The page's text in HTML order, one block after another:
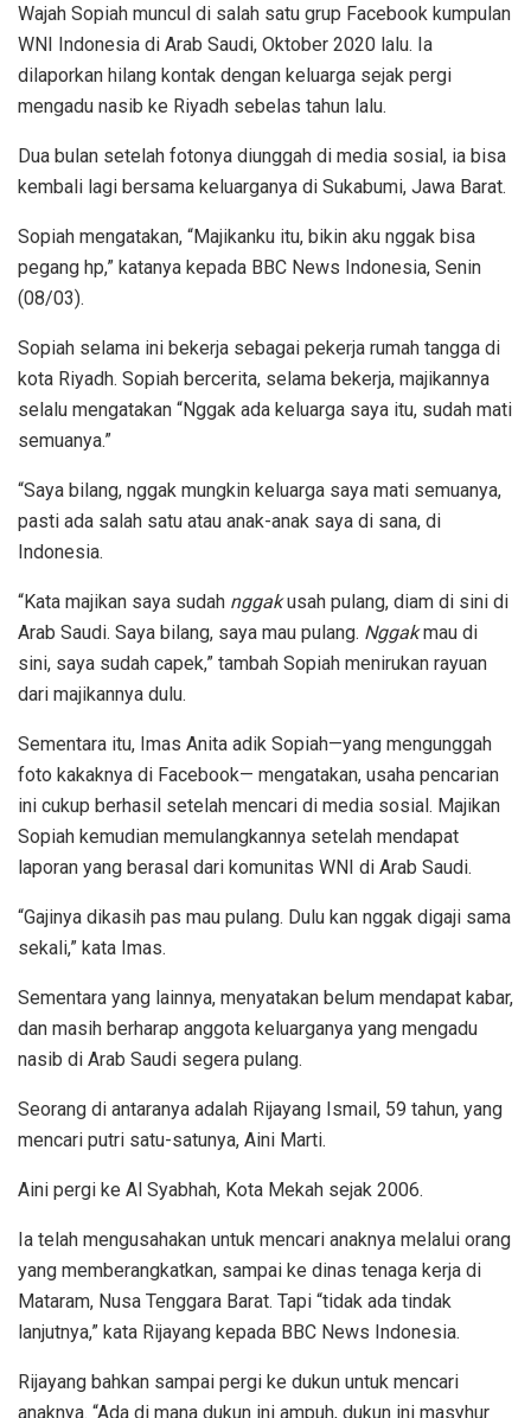
Wajah Sopiah muncul di salah satu grup Facebook kumpulan
WNI Indonesia di Arab Saudi, Oktober 2020 lalu. Ia
dilaporkan hilang kontak dengan keluarga sejak pergi
mengadu nasib ke Riyadh sebelas tahun lalu.
Dua bulan setelah fotonya diunggah di media sosial, ia bisa
kembali lagi bersama keluarganya di Sukabumi, Jawa Barat.
Sopiah mengatakan, “Majikanku itu, bikin aku nggak bisa
pegang hp,” katanya kepada BBC News Indonesia, Senin
(08/03).
Sopiah selama ini bekerja sebagai pekerja rumah tangga di
kota Riyadh. Sopiah bercerita, selama bekerja, majikannya
selalu mengatakan “Nggak ada keluarga saya itu, sudah mati
semuanya.”
“Saya bilang, nggak mungkin keluarga saya mati semuanya,
pasti ada salah satu atau anak-anak saya di sana, di
Indonesia.
“Kata majikan saya sudah nggakusah pulang, diam di sini di
Arab Saudi. Saya bilang, saya mau pulang. Nggakmau di
sini, saya sudah capek,” tambah Sopiah menirukan rayuan
dari majikannya dulu.
Sementara itu, Imas Anita adik Sopiah—yang mengunggah
foto kakaknya di Facebook— mengatakan, usaha pencarian
ini cukup berhasil setelah mencari di media sosial. Majikan
Sopiah kemudian memulangkannya setelah mendapat
laporan yang berasal dari komunitas WNI di Arab Saudi.
“Gajinya dikasih pas mau pulang. Dulu kan nggak digaji sama
sekali,” kata Imas.
Sementara yang lainnya, menyatakan belum mendapat kabar,
dan masih berharap anggota keluarganya yang mengadu
nasib di Arab Saudi segera pulang.
Seorang di antaranya adalah Rijayang Ismail, 59 tahun, yang
mencari putri satu-satunya, Aini Marti.
Aini pergi ke Al Syabhah, Kota Mekah sejak 2006.
Ia telah mengusahakan untuk mencari anaknya melalui orang
yang memberangkatkan, sampai ke dinas tenaga kerja di
Mataram, Nusa Tenggara Barat. Tapi “tidak ada tindak
lanjutnya,” kata Rijayang kepada BBC News Indonesia.
Rijayang bahkan sampai pergi ke dukun untuk mencari
anaknya. “Ada di mana dukun ini ampuh, dukun ini masyhur